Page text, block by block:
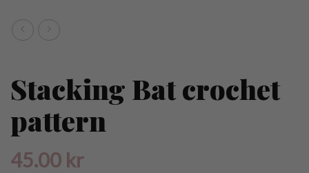
Stacking Bat crochet
pattern
45.00 kr